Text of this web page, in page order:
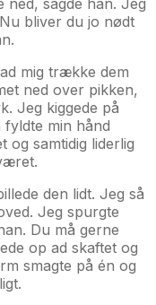
bliver du jo nødt
mig trække dem
ned over pikken,
Jeg kiggede på
min hånd
samtidig liderlig
den lidt. Jeg så
Jeg spurgte
Du må gerne
op ad skaftet og
smagte på én og